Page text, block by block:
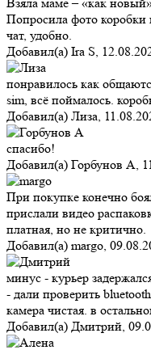
Попросила фото коробки
чат, удобно.
Добавил(а) Ira S,
понравилось как
sim, всё поймалось.
Добавил(а) Лиза,
спасибо!
Добавил(а) Горбунов А,
При покупке конечно
прислали видео
платная, но не критично.
Добавил(а) margo,
минус - курьер
- дали проверить
камера чистая. в
Добавил(а) Дмитрий,